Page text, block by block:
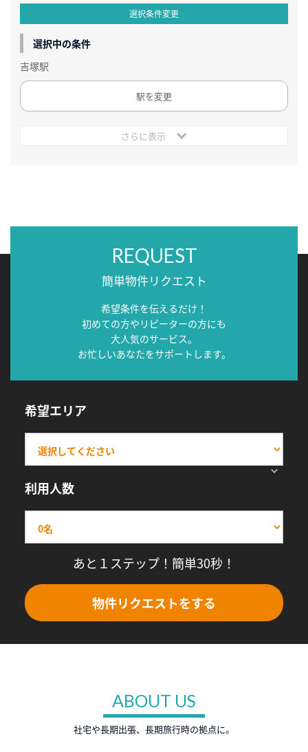
選択条件変更
選択中の条件
吉塚駅
駅を変更
さらに表示
REQUEST
簡単物件リクエスト
希望条件を伝えるだけ！
初めての方やリピーターの方にも
大人気のサービス。
お忙しいあなたをサポートします。
希望エリア
利用人数
あと１ステップ！簡単30秒！
物件リクエストをする
ABOUT US
社宅や長期出張、長期旅行時の拠点に。